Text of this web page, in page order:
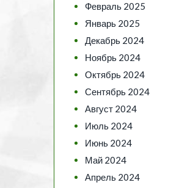
Февраль 2025
Январь 2025
Декабрь 2024
Ноябрь 2024
Октябрь 2024
Сентябрь 2024
Август 2024
Июль 2024
Июнь 2024
Май 2024
Апрель 2024